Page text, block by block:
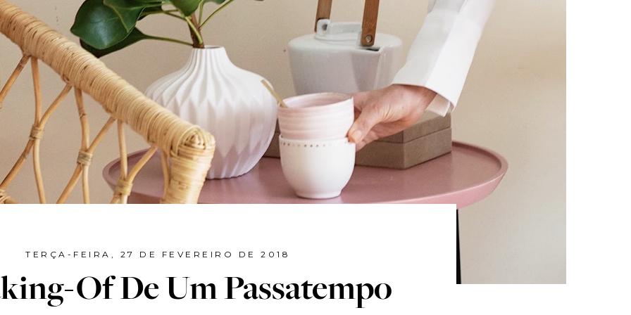
TERÇA-FEIRA, 27 DE FEVEREIRO DE 2018
Of De Um Passatempo